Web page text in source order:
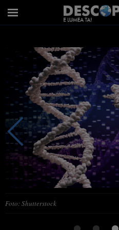
Foto: Shutterstock